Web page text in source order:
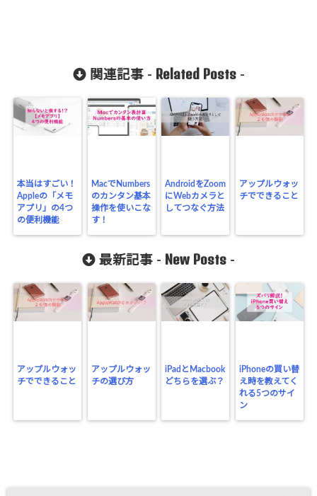
関連記事 - Related Posts-
本当はすごい！
Appleの「メモ
アプリ」の4つ
の便利機能
MacでNumbers
のカンタン基本
操作を使いこな
す！
AndroidをZoom
にWebカメラと
してつなぐ方法
アップルウォッ
チでできること
最新記事 - New Posts -
アップルウォッ
チでできること
アップルウォッ
チの選び方
iPadとMacbook
どちらを選ぶ？
iPhoneの買い替
え時を教えてく
れる5つのサイ
ン